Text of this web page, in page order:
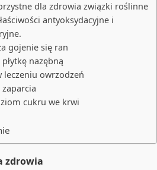
dla zdrowia związki roślinne
antyoksydacyjne i
gojenie się ran
nazębną
leczeniu owrzodzeń
cukru we krwi
zdrowia